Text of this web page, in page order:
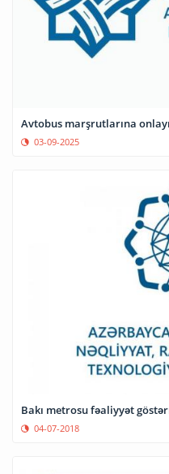
Avtobus marşrutlarına
03-09-2025
Bakı metrosu fəaliyyət
04-07-2018